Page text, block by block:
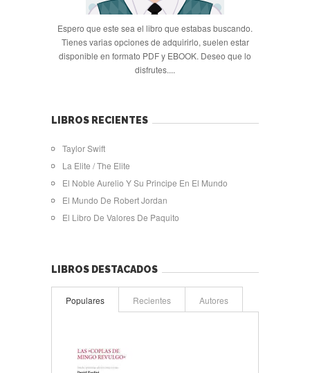
Espero que este sea el libro que estabas buscando.
Tienes varias opciones de adquirirlo, suelen estar
disponible en formato PDF y EBOOK. Deseo que lo
disfrutes....
LIBROS RECIENTES
Taylor Swift
La Elite / The Elite
El Noble Aurelio Y Su Principe En El Mundo
El Mundo De Robert Jordan
El Libro De Valores De Paquito
LIBROS DESTACADOS
Populares Recientes Autores